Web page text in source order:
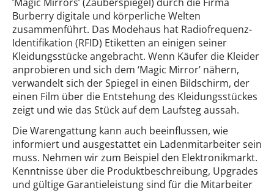
Burberry digitale und körperliche Welten
zusammenführt. Das Modehaus hat Radiofrequenz-
Identifikation (RFID) Etiketten an einigen seiner
Kleidungsstücke angebracht. Wenn Käufer die Kleider
anprobieren und sich dem ‘Magic Mirror’ nähern,
verwandelt sich der Spiegel in einen Bildschirm, der
einen Film über die Entstehung des Kleidungsstückes
zeigt und wie das Stück auf dem Laufsteg aussah.
Die Warengattung kann auch beeinflussen, wie
informiert und ausgestattet ein Ladenmitarbeiter sein
muss. Nehmen wir zum Beispiel den Elektronikmarkt.
Kenntnisse über die Produktbeschreibung, Upgrades
und gültige Garantieleistung sind für die Mitarbeiter